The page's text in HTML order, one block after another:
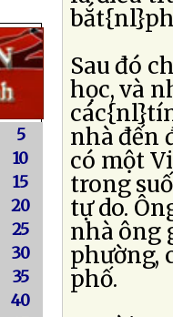
5
10
15
20
25
30
35
40
Sau đó
học, và
nhà đến
có một
trong
tự do.
nhà ông
phường,
phố.